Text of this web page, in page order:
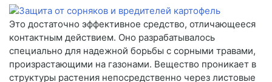
Это достаточно эффективное средство, отличающееся
контактным действием. Оно разрабатывалось
специально для надежной борьбы с сорными травами,
произрастающими на газонами. Вещество проникает в
структуры растения непосредственно через листовые